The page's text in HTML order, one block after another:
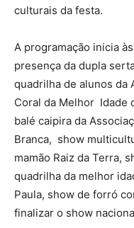
culturais da festa.
A programação inicia
presença da dupla
quadrilha de alunos da
Coral da Melhor Idade
balé caipira da
Branca, show
mamão Raiz da Terra,
quadrilha da melhor
Paula, show de forró
finalizar o show